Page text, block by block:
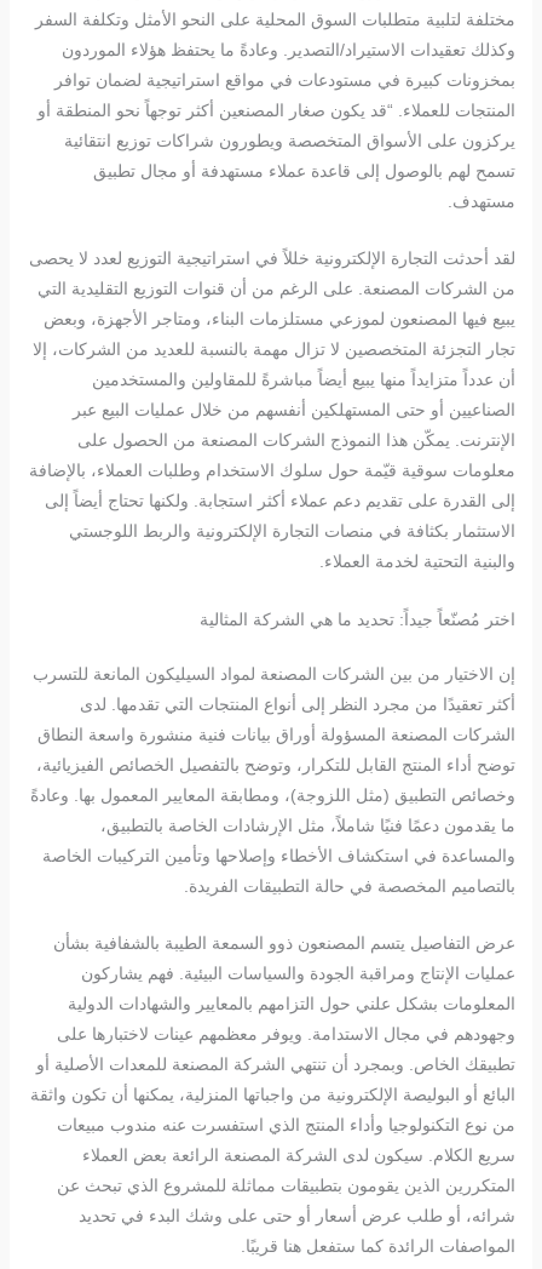
مختلفة لتلبية متطلبات السوق المحلية على النحو الأمثل وتكلفة السفر
وكذلك تعقيدات الاستيراد/التصدير. وعادةً ما يحتفظ هؤلاء الموردون
بمخزونات كبيرة في مستودعات في مواقع استراتيجية لضمان توافر
المنتجات للعملاء. “قد يكون صغار المصنعين أكثر توجهاً نحو المنطقة أو
يركزون على الأسواق المتخصصة ويطورون شراكات توزيع انتقائية
تسمح لهم بالوصول إلى قاعدة عملاء مستهدفة أو مجال تطبيق
مستهدف.
لقد أحدثت التجارة الإلكترونية خللاً في استراتيجية التوزيع لعدد لا يحصى
من الشركات المصنعة. على الرغم من أن قنوات التوزيع التقليدية التي
يبيع فيها المصنعون لموزعي مستلزمات البناء، ومتاجر الأجهزة، وبعض
تجار التجزئة المتخصصين لا تزال مهمة بالنسبة للعديد من الشركات، إلا
أن عدداً متزايداً منها يبيع أيضاً مباشرةً للمقاولين والمستخدمين
الصناعيين أو حتى المستهلكين أنفسهم من خلال عمليات البيع عبر
الإنترنت. يمكّن هذا النموذج الشركات المصنعة من الحصول على
معلومات سوقية قيّمة حول سلوك الاستخدام وطلبات العملاء، بالإضافة
إلى القدرة على تقديم دعم عملاء أكثر استجابة. ولكنها تحتاج أيضاً إلى
الاستثمار بكثافة في منصات التجارة الإلكترونية والربط اللوجستي
والبنية التحتية لخدمة العملاء.
اختر مُصنّعاً جيداً: تحديد ما هي الشركة المثالية
إن الاختيار من بين الشركات المصنعة لمواد السيليكون المانعة للتسرب
أكثر تعقيدًا من مجرد النظر إلى أنواع المنتجات التي تقدمها. لدى
الشركات المصنعة المسؤولة أوراق بيانات فنية منشورة واسعة النطاق
توضح أداء المنتج القابل للتكرار، وتوضح بالتفصيل الخصائص الفيزيائية،
وخصائص التطبيق (مثل اللزوجة)، ومطابقة المعايير المعمول بها. وعادةً
ما يقدمون دعمًا فنيًا شاملاً، مثل الإرشادات الخاصة بالتطبيق،
والمساعدة في استكشاف الأخطاء وإصلاحها وتأمين التركيبات الخاصة
بالتصاميم المخصصة في حالة التطبيقات الفريدة.
عرض التفاصيل يتسم المصنعون ذوو السمعة الطيبة بالشفافية بشأن
عمليات الإنتاج ومراقبة الجودة والسياسات البيئية. فهم يشاركون
المعلومات بشكل علني حول التزامهم بالمعايير والشهادات الدولية
وجهودهم في مجال الاستدامة. ويوفر معظمهم عينات لاختبارها على
تطبيقك الخاص. وبمجرد أن تنتهي الشركة المصنعة للمعدات الأصلية أو
البائع أو البوليصة الإلكترونية من واجباتها المنزلية، يمكنها أن تكون واثقة
من نوع التكنولوجيا وأداء المنتج الذي استفسرت عنه مندوب مبيعات
سريع الكلام. سيكون لدى الشركة المصنعة الرائعة بعض العملاء
المتكررين الذين يقومون بتطبيقات مماثلة للمشروع الذي تبحث عن
شرائه، أو طلب عرض أسعار أو حتى على وشك البدء في تحديد
المواصفات الرائدة كما ستفعل هنا قريبًا.